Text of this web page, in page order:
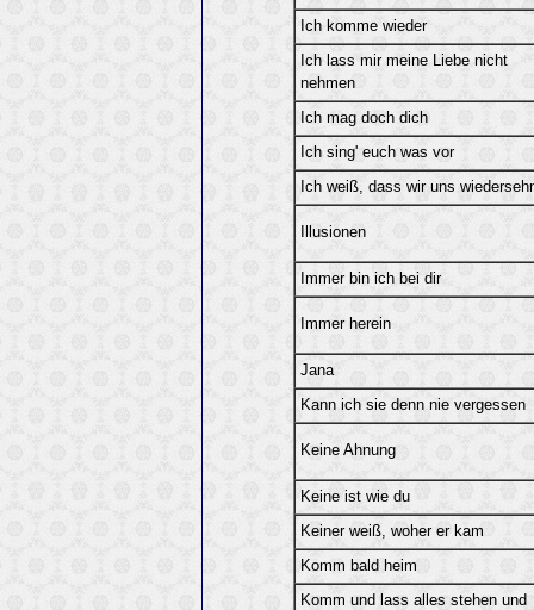
Ich komme wieder
Ich lass mir meine Liebe nicht
nehmen
Ich mag doch dich
Ich sing' euch was vor
Ich weiß, dass wir uns
Illusionen
Immer bin ich bei dir
Immer herein
Jana
Kann ich sie denn nie vergessen
Keine Ahnung
Keine ist wie du
Keiner weiß, woher er kam
Komm bald heim
Komm und lass alles stehen und